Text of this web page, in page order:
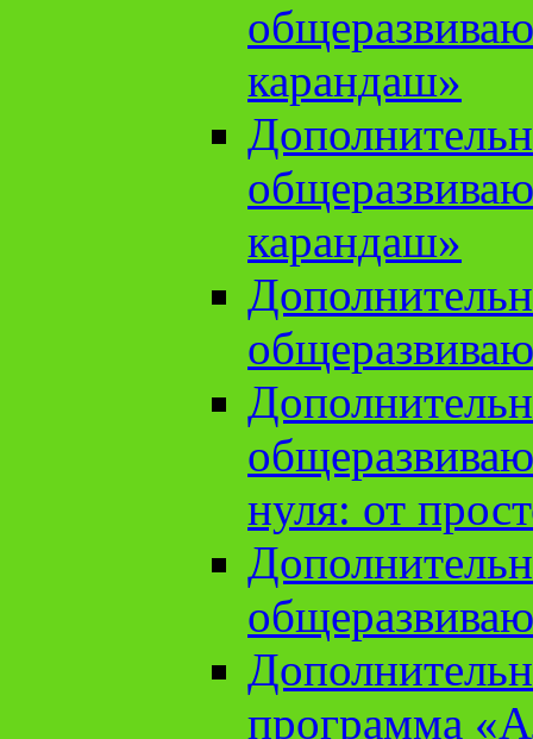
карандаш»
карандаш»
нуля: от
программа